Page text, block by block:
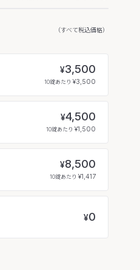
（すべて税込価格）
¥3,500
10錠あたり ¥3,500
¥4,500
10錠あたり ¥1,500
¥8,500
10錠あたり ¥1,417
¥0